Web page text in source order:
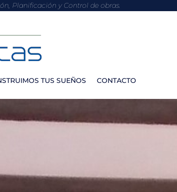
Planificación y Control de obras.
TUS SUEÑOS CONTACTO